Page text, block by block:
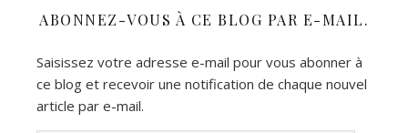
ABONNEZ-VOUS À CE BLOG PAR E-MAIL.
Saisissez votre adresse e-mail pour vous abonner à
ce blog et recevoir une notification de chaque nouvel
article par e-mail.